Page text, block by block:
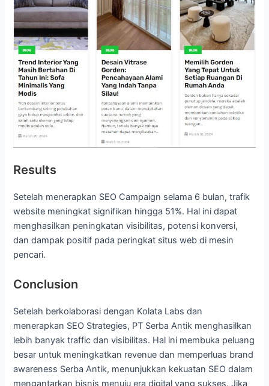
Results
Setelah menerapkan SEO Campaign selama 6 bulan, trafik
website meningkat signifikan hingga 51%. Hal ini dapat
menghasilkan peningkatan visibilitas, potensi konversi,
dan dampak positif pada peringkat situs web di mesin
pencari.
Conclusion
Setelah berkolaborasi dengan Kolata Labs dan
menerapkan SEO Strategies, PT Serba Antik menghasilkan
lebih banyak traffic dan visibilitas. Hal ini membuka peluang
besar untuk meningkatkan revenue dan memperluas brand
awareness Serba Antik, menunjukkan kekuatan SEO dalam
mengantarkan bisnis menuju era digital yang sukses. Jika